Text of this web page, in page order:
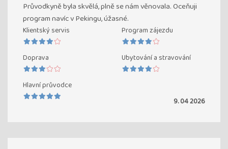
Průvodkyně byla skvělá, plně se nám věnovala. Oceňuji
program navíc v Pekingu, úžasné.
Klientský servis Program zájezdu
Doprava Ubytování a stravování
Hlavní průvodce
9. 04 2026